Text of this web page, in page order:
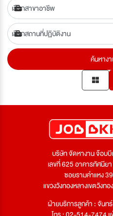
ค้นหาง
บริษัท จัดหางาน จ๊อบ
เลขที่ 625 อาคารทัศนีย
ซอยรามคำแหง
แขวงวังทองหลางเขตวังท
ฝ่ายบริการลูกค้า : จันท